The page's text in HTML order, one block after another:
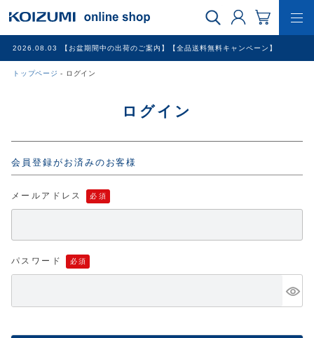
2026.08.03 【お盆期間中の出荷のご案内】【全品送料無料キャンペーン】
トップページ ログイン
調理家電
冷暖房家電
ログイン
会員登録がお済みのお客様
メールアドレス
パスワード